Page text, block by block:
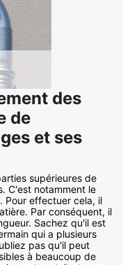
des
de
et ses
supérieures de
C'est notamment le
Pour effectuer cela, il
Par conséquent, il
Sachez qu'il est
qui a plusieurs
pas qu'il peut
à beaucoup de